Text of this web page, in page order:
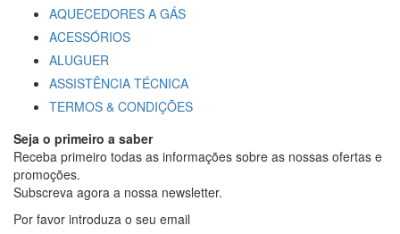
AQUECEDORES A GÁS
ACESSÓRIOS
ALUGUER
ASSISTÊNCIA TÉCNICA
TERMOS & CONDIÇÕES
Seja o primeiro a saber
Receba primeiro todas as informações sobre as nossas ofertas e
promoções.
Subscreva agora a nossa newsletter.
Por favor introduza o seu email